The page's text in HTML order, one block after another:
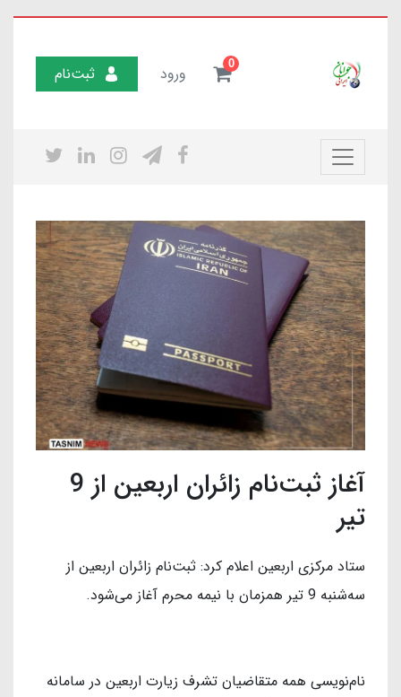
0 ورود ثبت‌نام
آغاز ثبت‌نام زائران اربعین از 9
تیر
ستاد مرکزی اربعین اعلام کرد: ثبت‌نام زائران اربعین از
سه‌شنبه 9 تیر همزمان با نیمه محرم آغاز می‌شود.
نام‌نویسی همه متقاضیان تشرف زیارت اربعین در سامانه